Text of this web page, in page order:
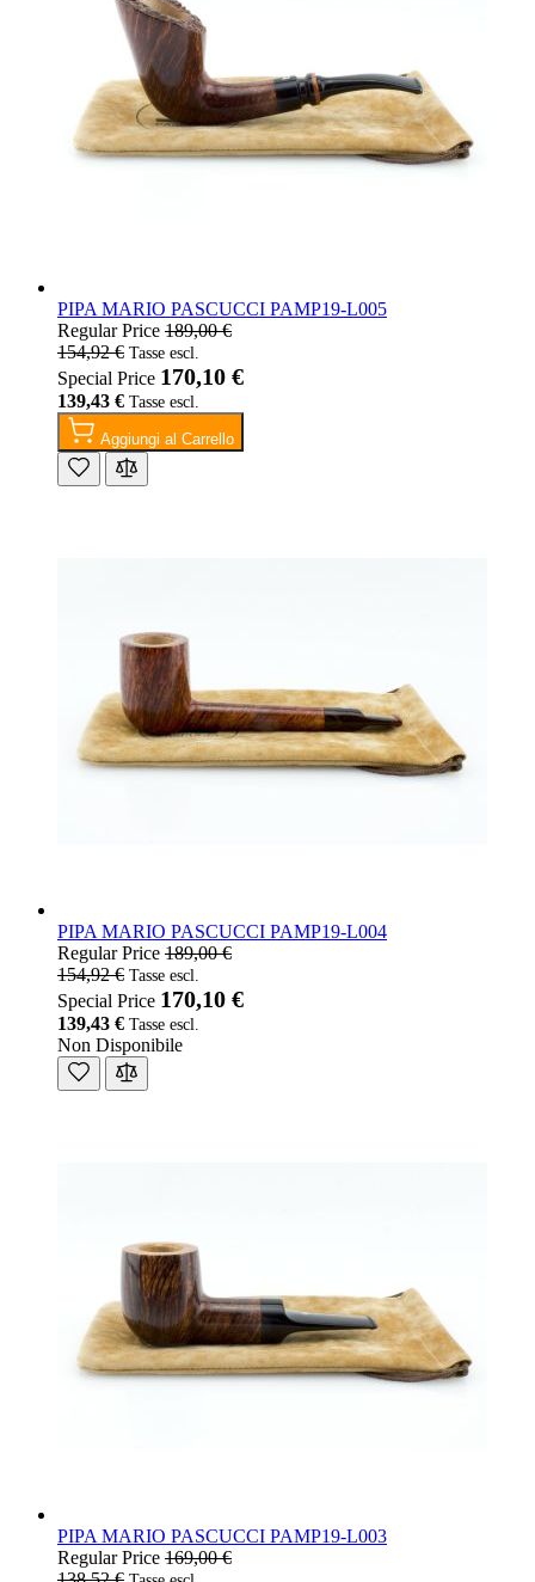
PIPA MARIO PASCUCCI PAMP19-L005
Special Price 170,10 €
139,43 €
Regular Price 189,00 €
154,92 €
Aggiungi al Carrello
PIPA MARIO PASCUCCI PAMP19-L004
Special Price 170,10 €
139,43 €
Regular Price 189,00 €
154,92 €
Non Disponibile
PIPA MARIO PASCUCCI PAMP19-L003
Regular Price 169,00 €